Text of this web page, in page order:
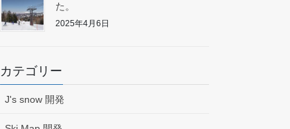
た。
2025年4月6日
カテゴリー
J's snow 開発